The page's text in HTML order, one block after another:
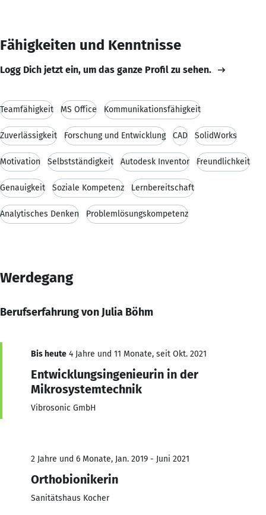
Fähigkeiten und Kenntnisse
Logg Dich jetzt ein, um das ganze Profil zu sehen.
Teamfähigkeit MS Office Kommunikationsfähigkeit
Zuverlässigkeit Forschung und Entwicklung CAD SolidWorks
Motivation Selbstständigkeit Autodesk Inventor Freundlichkeit
Genauigkeit Soziale Kompetenz Lernbereitschaft
Analytisches Denken Problemlösungskompetenz
Werdegang
Berufserfahrung von Julia Böhm
Bis heute 4 Jahre und 11 Monate, seit Okt. 2021
Entwicklungsingenieurin in der
Mikrosystemtechnik
Vibrosonic GmbH
2 Jahre und 6 Monate, Jan. 2019 - Juni 2021
Orthobionikerin
Sanitätshaus Kocher